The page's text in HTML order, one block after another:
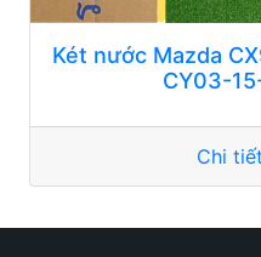
Két nước Mazda
CY03-
Chi tiết